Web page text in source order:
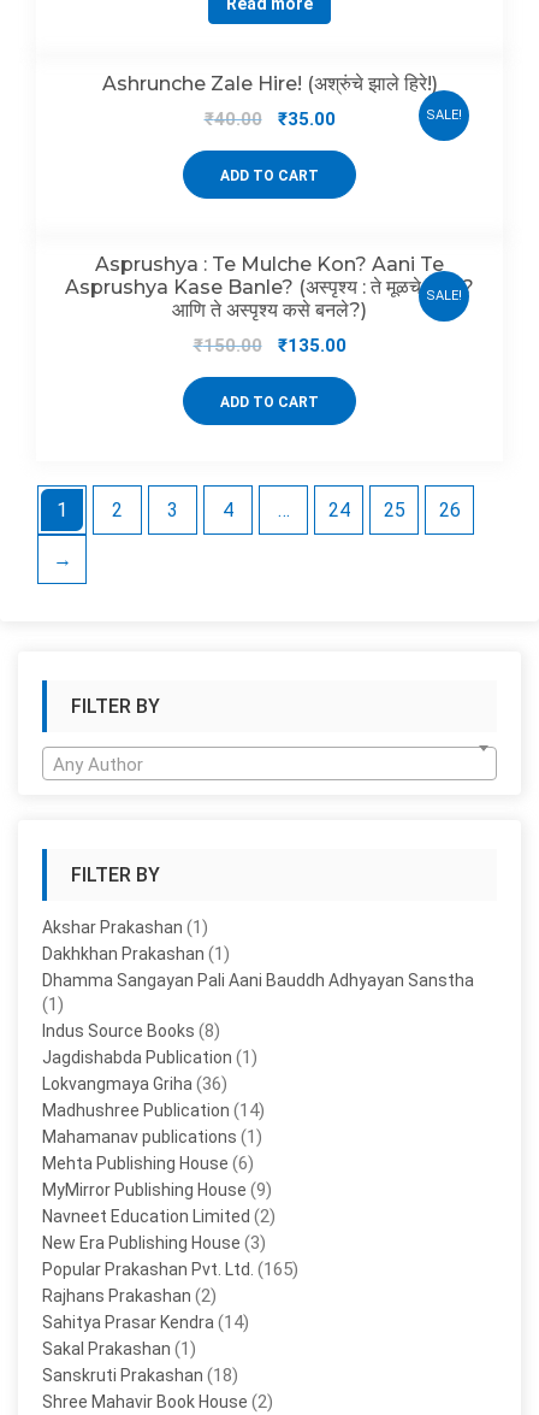
SALE!
Ashrunche Zale Hire! (अश्रुंचे झाले हिरे!)
₹40.00 ₹35.00
ADD TO CART
SALE!
Asprushya : Te Mulche Kon? Aani Te
Asprushya Kase Banle? (अस्पृश्य : ते मूळचे कोण ?
आणि ते अस्पृश्य कसे बनले?)
₹150.00 ₹135.00
ADD TO CART
1 2 3 4 … 24 25 26
→
FILTER BY
Any Author
FILTER BY
Akshar Prakashan (1)
Dakhkhan Prakashan (1)
Dhamma Sangayan Pali Aani Bauddh Adhyayan Sanstha
(1)
Indus Source Books (8)
Jagdishabda Publication (1)
Lokvangmaya Griha (36)
Madhushree Publication (14)
Mahamanav publications (1)
Mehta Publishing House (6)
MyMirror Publishing House (9)
Navneet Education Limited (2)
New Era Publishing House (3)
Popular Prakashan Pvt. Ltd. (165)
Rajhans Prakashan (2)
Sahitya Prasar Kendra (14)
Sakal Prakashan (1)
Sanskruti Prakashan (18)
Shree Mahavir Book House (2)